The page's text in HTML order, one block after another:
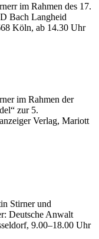
im Rahmen des 17.
Bach Langheid
Köln, ab 14.30 Uhr
im Rahmen der
zur 5.
Verlag, Mariott
Stirner und
Deutsche Anwalt
9.00–18.00 Uhr